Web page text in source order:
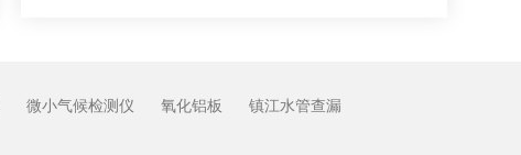
微小气候检测仪 氧化铝板 镇江水管查漏